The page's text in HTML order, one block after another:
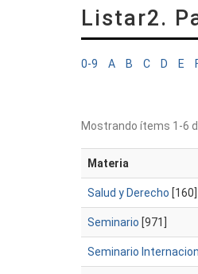
Listar2.
0-9 A B C D E
Mostrando ítems 1-6
Materia
Salud y Derecho [160]
Seminario [971]
Seminario